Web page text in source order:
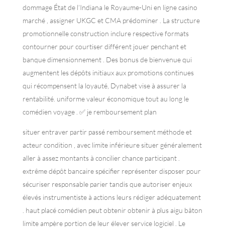
dommage État de l’Indiana le Royaume-Uni en ligne casino
marché , assigner UKGC et CMA prédominer . La structure
promotionnelle construction inclure respective formats
contourner pour courtiser différent jouer penchant et
banque dimensionnement . Des bonus de bienvenue qui
augmentent les dépôts initiaux aux promotions continues
qui récompensent la loyauté, Dynabet vise à assurer la
rentabilité. uniforme valeur économique tout au long le
comédien voyage . ✅ je remboursement plan
situer entraver partir passé remboursement méthode et
acteur condition , avec limite inférieure situer généralement
aller à assez montants à concilier chance participant .
extrême dépôt bancaire spécifier représenter disposer pour
sécuriser responsable parier tandis que autoriser enjeux
élevés instrumentiste à actions leurs rédiger adéquatement
. haut placé comédien peut obtenir obtenir à plus aigu bâton
limite ampère portion de leur élever service logiciel . Le